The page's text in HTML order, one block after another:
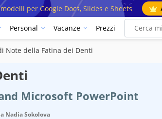
per Google Docs, Slides e Sheets
Personal Vacanze Prezzi
Note della Fatina dei Denti
Microsoft PowerPoint
Nadia Sokolova